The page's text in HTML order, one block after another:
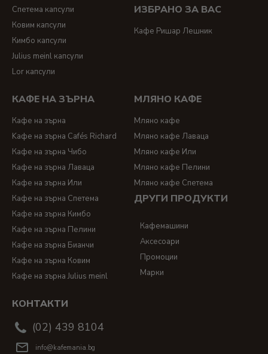
Спетема капсули
Ковим капсули
Кимбо капсули
Julius meinl капсули
Lor капсули
ИЗБРАНО ЗА ВАС
Кафе Ришар Лешник
КАФЕ НА ЗЪРНА
Кафе на зърна
Kафе на зърна Cafés Richard
Кафе на зърна Чибо
Кафе на зърна Лаваца
Кафе на зърна Или
Кафе на зърна Спетема
Кафе на зърна Кимбо
Кафе на зърна Пелини
Кафе на зърна Бианчи
Кафе на зърна Ковим
Кафе на зърна Julius meinl
МЛЯНО КАФЕ
Мляно кафе
Мляно кафе Лаваца
Мляно кафе Или
Мляно кафе Пелини
Мляно кафе Спетема
ДРУГИ ПРОДУКТИ
Кафемашини
Аксесоари
Промоции
Марки
КОНТАКТИ
(02) 439 8104
info@kafemania.bg